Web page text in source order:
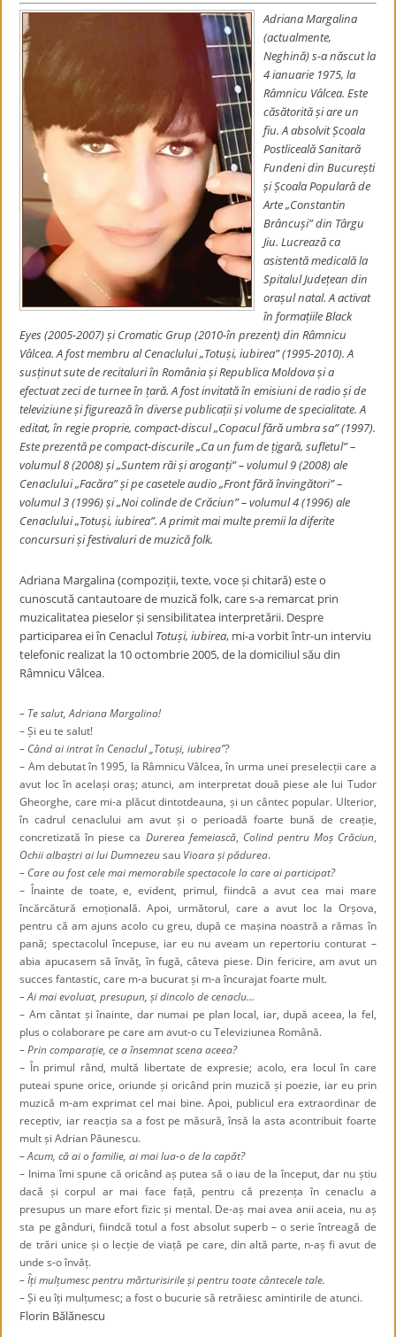
Adriana Margalina
(actualmente,
Neghină) s-a născut la
4 ianuarie 1975, la
Râmnicu Vâlcea. Este
căsătorită și are un
fiu. A absolvit Școala
Postliceală Sanitară
Fundeni din București
și Școala Populară de
Arte „Constantin
Brâncuși” din Târgu
Jiu. Lucrează ca
asistentă medicală la
Spitalul Județean din
orașul natal. A activat
în formațiile Black
Eyes (2005-2007) și Cromatic Grup (2010-în prezent) din Râmnicu
Vâlcea. A fost membru al Cenaclului „Totuși, iubirea” (1995-2010). A
susținut sute de recitaluri în România și Republica Moldova și a
efectuat zeci de turnee în țară. A fost invitată în emisiuni de radio și de
televiziune și figurează în diverse publicații și volume de specialitate. A
editat, în regie proprie, compact-discul „Copacul fără umbra sa” (1997).
Este prezentă pe compact-discurile „Ca un fum de țigară, sufletul” –
volumul 8 (2008) și „Suntem răi și aroganți” – volumul 9 (2008) ale
Cenaclului „Facăra” și pe casetele audio „Front fără învingători” –
volumul 3 (1996) și „Noi colinde de Crăciun” – volumul 4 (1996) ale
Cenaclului „Totuși, iubirea”. A primit mai multe premii la diferite
concursuri și festivaluri de muzică folk.
Adriana Margalina (compoziții, texte, voce și chitară) este o
cunoscută cantautoare de muzică folk, care s-a remarcat prin
muzicalitatea pieselor și sensibilitatea interpretării. Despre
participarea ei în Cenaclul Totuși, iubirea, mi-a vorbit într-un interviu
telefonic realizat la 10 octombrie 2005, de la domiciliul său din
Râmnicu Vâlcea.
– Te salut, Adriana Margalina!
– Și eu te salut!
– Când ai intrat în Cenaclul „Totuși, iubirea”?
– Am debutat în 1995, la Râmnicu Vâlcea, în urma unei preselecții care a
avut loc în același oraș; atunci, am interpretat două piese ale lui Tudor
Gheorghe, care mi-a plăcut dintotdeauna, și un cântec popular. Ulterior,
în cadrul cenaclului am avut și o perioadă foarte bună de creație,
concretizată în piese ca Durerea femeiască, Colind pentru Moș Crăciun,
Ochii albaștri ai lui Dumnezeusau Vioara și pădurea.
– Care au fost cele mai memorabile spectacole la care ai participat?
– Înainte de toate, e, evident, primul, fiindcă a avut cea mai mare
încărcătură emoțională. Apoi, următorul, care a avut loc la Orșova,
pentru că am ajuns acolo cu greu, după ce mașina noastră a rămas în
pană; spectacolul începuse, iar eu nu aveam un repertoriu conturat –
abia apucasem să învăț, în fugă, câteva piese. Din fericire, am avut un
succes fantastic, care m-a bucurat și m-a încurajat foarte mult.
– Ai mai evoluat, presupun, și dincolo de cenaclu…
– Am cântat și înainte, dar numai pe plan local, iar, după aceea, la fel,
plus o colaborare pe care am avut-o cu Televiziunea Română.
– Prin comparație, ce a însemnat scena aceea?
– În primul rând, multă libertate de expresie; acolo, era locul în care
puteai spune orice, oriunde și oricând prin muzică și poezie, iar eu prin
muzică m-am exprimat cel mai bine. Apoi, publicul era extraordinar de
receptiv, iar reacția sa a fost pe măsură, însă la asta acontribuit foarte
mult și Adrian Păunescu.
– Acum, că ai o familie, ai mai lua-o de la capăt?
– Inima îmi spune că oricând aș putea să o iau de la început, dar nu știu
dacă și corpul ar mai face față, pentru că prezența în cenaclu a
presupus un mare efort fizic și mental. De-aș mai avea anii aceia, nu aș
sta pe gânduri, fiindcă totul a fost absolut superb – o serie întreagă de
de trări unice și o lecție de viață pe care, din altă parte, n-aș fi avut de
unde s-o învăț.
– Îți mulțumesc pentru mărturisirile și pentru toate cântecele tale.
– Și eu îți mulțumesc; a fost o bucurie să retrăiesc amintirile de atunci.
Florin Bălănescu